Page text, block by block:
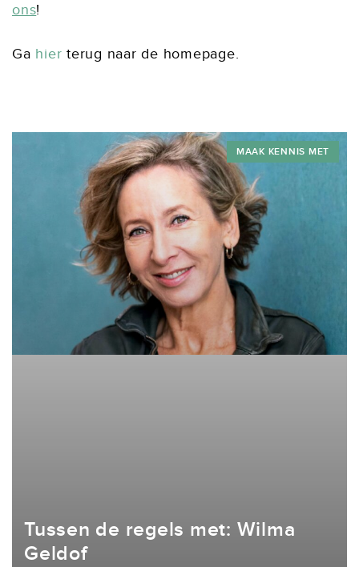
ons!
Ga hier terug naar de homepage.
Tussen de regels met: Wilma
Geldof
MAAK KENNIS MET